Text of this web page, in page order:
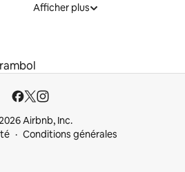
Afficher plus
Airbnb, Inc.
Conditions générales